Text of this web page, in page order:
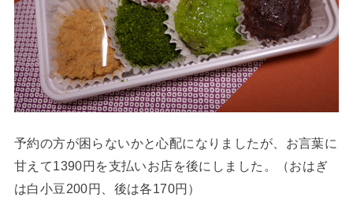
予約の方が困らないかと心配になりましたが、お言葉に
甘えて1390円を支払いお店を後にしました。（おはぎ
は白小豆200円、後は各170円）